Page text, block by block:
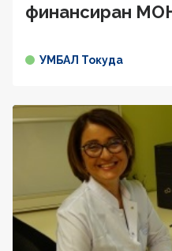
финансиран
УМБАЛ Токуда